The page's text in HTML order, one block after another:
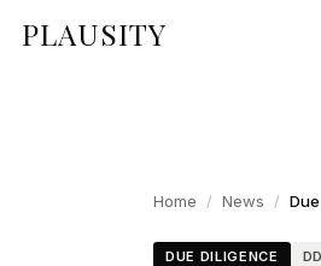
PLAUSITY
Home / News /
DUE DILIGENCE